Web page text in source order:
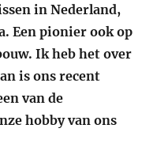
in Nederland,
Een pionier ook op
Ik heb het over
is ons recent
van de
hobby van ons